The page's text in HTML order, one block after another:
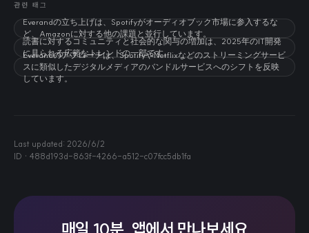
관련 태그
Everandの立ち上げは、Spotifyがオーディオブック市場に参入するな
ど、Amazonに対する他の課題と並行しています。
読書に対するコミュニティと社会的な関与の増加は、2025年のIT開発
に見られる広範なトレンドの一部です。
Everandのアプローチは、SpotifyやNetflixなどのストリーミングサービ
スに類似したデジタルメディアのバンドルサービスへのシフトを反映
しています。
Last updated: 2026/6/2
ID · 488d193d-863f-4266-a512-c07fcc5db1fa
매일 10분, 앱에서 만나보세요